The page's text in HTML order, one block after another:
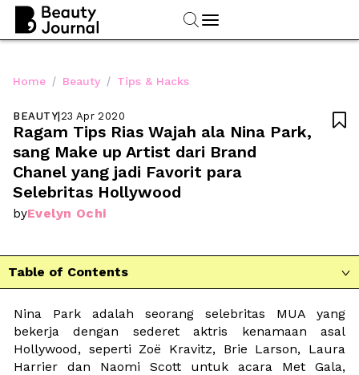
Home / Beauty / Tips & Hacks
BEAUTY|23 Apr 2020
Ragam Tips Rias Wajah ala Nina Park,
sang Make up Artist dari Brand
Chanel yang jadi Favorit para
Selebritas Hollywood
byEvelyn Ochi

Table of Contents 
Nina Park adalah seorang selebritas MUA yang
bekerja dengan sederet aktris kenamaan asal
Hollywood, seperti Zoë Kravitz, Brie Larson, Laura
Harrier dan Naomi Scott untuk acara Met Gala,